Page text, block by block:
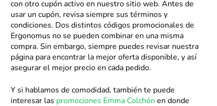
con otro cupón activo en nuestro sitio web. Antes de
usar un cupón, revisa siempre sus términos y
condiciones. Dos distintos códigos promocionales de
Ergonomus no se pueden combinar en una misma
compra. Sin embargo, siempre puedes revisar nuestra
página para encontrar la mejor oferta disponible, y así
asegurar el mejor precio en cada pedido.
Y si hablamos de comodidad, también te puede
interesar las promociones Emma Colchón en donde